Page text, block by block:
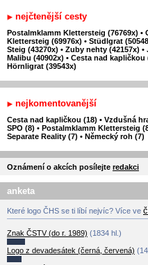
nejčtenější cesty
Postalmklamm Klettersteig (76769x) •
Klettersteig (69976x) • Stüdlgrat
Steig (43270x) • Zuby nehty (42157x) •
Malibu (40902x) • Cesta nad kapličkou
Hörnligrat (39543x)
nejkomentovanější
Cesta nad kapličkou (18) • Vzdušná
SPO (8) • Postalmklamm Klettersteig
Separate Reality (7) • Německý roh (7)
Oznámení o akcích posílejte redakci
anketa
Které logo ČHS se ti líbí nejvíc? Více ve
Znak ČSTV (do r. 1989) (1834 hl.)
Logo z devadesátek (černá, červená)